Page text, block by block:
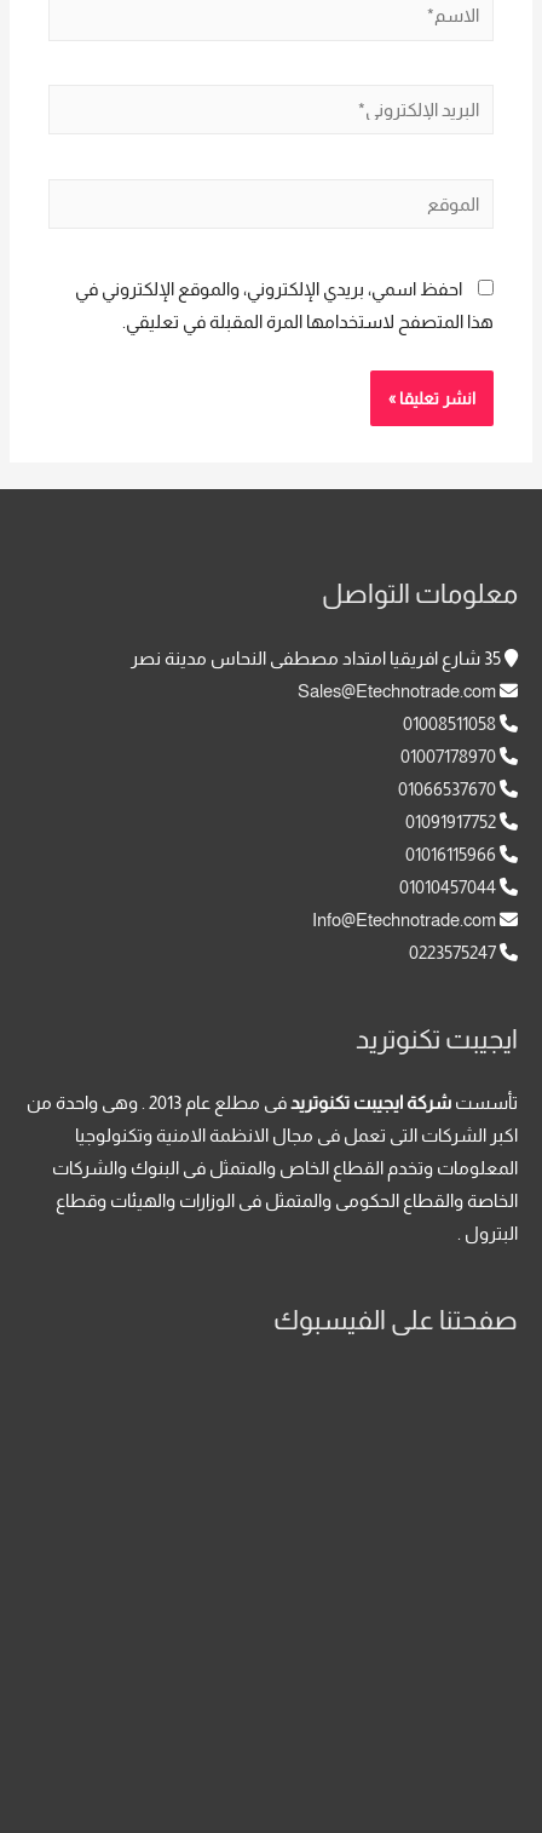
الاسم*
البريد
الموقع
احفظ اسمي، بريدي الإلكتروني، والموقع الإلكتروني في
هذا المتصفح لاستخدامها المرة المقبلة في تعليقي.
معلومات التواصل
Sales@Etechnotrade.com
01008511058
01007178970
01066537670
01091917752
01016115966
01010457044
Info@Etechnotrade.com
0223575247
ايجيبت تكنوتريد
تأسستشركة ايجيبت تكنوتريد
فى مطلع عام 2013 . وهى واحدة من
اكبر الشركات التى تعمل فى مجال الانظمة الامنية وتكنولوجيا
المعلومات وتخدم القطاع الخاص والمتمثل فى البنوك والشركات
الخاصة والقطاع الحكومى والمتمثل فى الوزارات والهيئات وقطاع
البترول .
صفحتنا على الفيسبوك